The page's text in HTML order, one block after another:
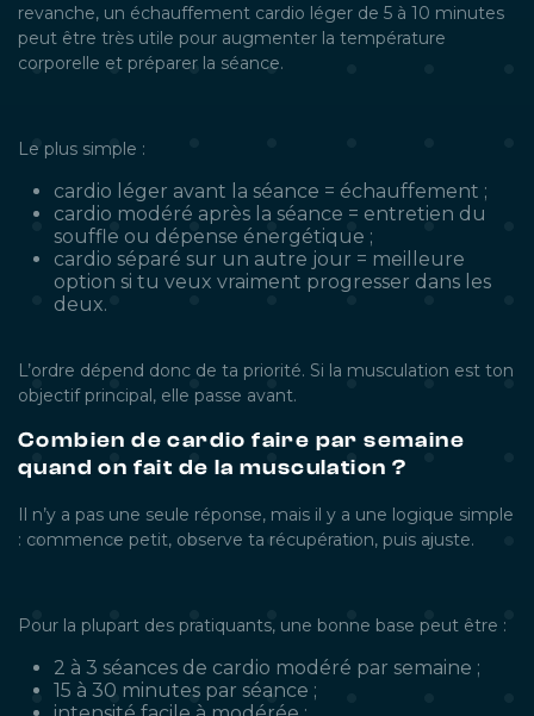
revanche, un échauffement cardio léger de 5 à 10 minutes
peut être très utile pour augmenter la température
corporelle et préparer la séance.
Le plus simple :
cardio léger avant la séance = échauffement ;
cardio modéré après la séance = entretien du
souffle ou dépense énergétique ;
cardio séparé sur un autre jour = meilleure
option si tu veux vraiment progresser dans les
deux.
L’ordre dépend donc de ta priorité. Si la musculation est ton
objectif principal, elle passe avant.
Combien de cardio faire par semaine
quand on fait de la musculation ?
Il n’y a pas une seule réponse, mais il y a une logique simple
: commence petit, observe ta récupération, puis ajuste.
Pour la plupart des pratiquants, une bonne base peut être :
2 à 3 séances de cardio modéré par semaine ;
15 à 30 minutes par séance ;